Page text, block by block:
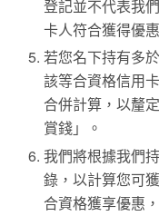
登記並不代表我
卡人符合獲得優
若您名下持有多
該等合資格信用
合併計算，以釐
賞錢」。
我們將根據我們
錄，以計算您可
合資格獲享優惠